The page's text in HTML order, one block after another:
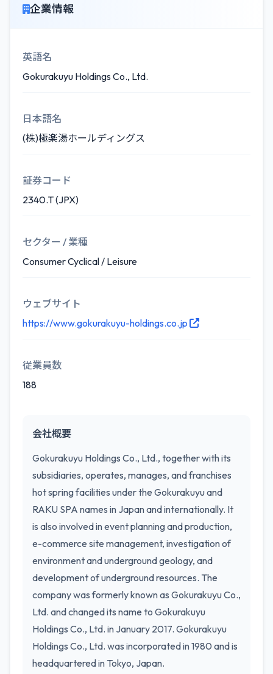
企業情報
英語名
Gokurakuyu Holdings Co., Ltd.
日本語名
(株)極楽湯ホールディングス
証券コード
2340.T (JPX)
セクター / 業種
Consumer Cyclical / Leisure
ウェブサイト
https://www.gokurakuyu-holdings.co.jp
従業員数
188
会社概要
Gokurakuyu Holdings Co., Ltd., together with its
subsidiaries, operates, manages, and franchises
hot spring facilities under the Gokurakuyu and
RAKU SPA names in Japan and internationally. It
is also involved in event planning and production,
e-commerce site management, investigation of
environment and underground geology, and
development of underground resources. The
company was formerly known as Gokurakuyu Co.,
Ltd. and changed its name to Gokurakuyu
Holdings Co., Ltd. in January 2017. Gokurakuyu
Holdings Co., Ltd. was incorporated in 1980 and is
headquartered in Tokyo, Japan.